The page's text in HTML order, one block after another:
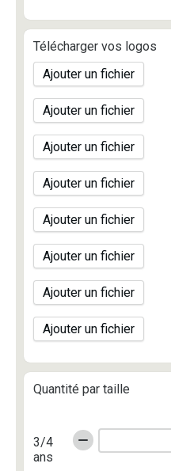
Télécharger vos logos
Ajouter un fichier
Ajouter un fichier
Ajouter un fichier
Ajouter un fichier
Ajouter un fichier
Ajouter un fichier
Ajouter un fichier
Ajouter un fichier
Quantité par taille
3/4
ans